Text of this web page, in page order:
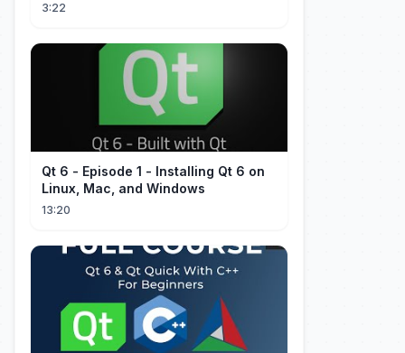
3:22
Qt 6 - Episode 1 - Installing Qt 6 on
Linux, Mac, and Windows
13:20